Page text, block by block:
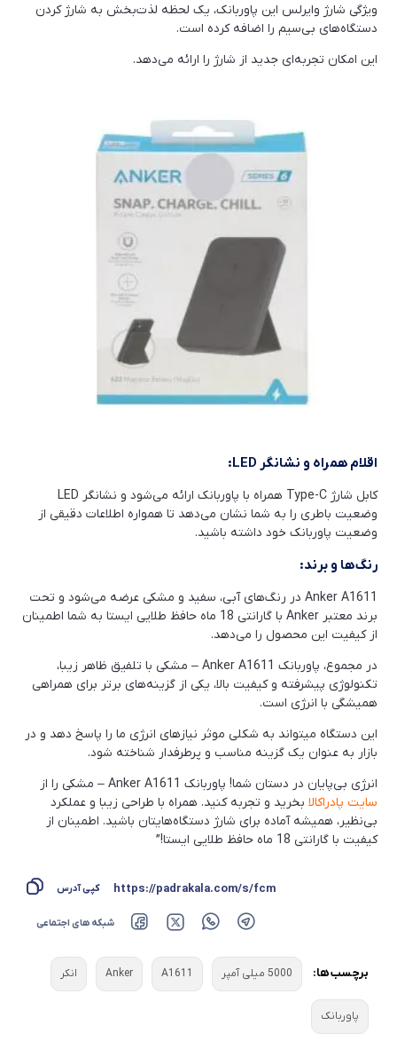
ویژگی شارژ وایرلس این پاوربانک، یک لحظه لذت‌بخش به شارژ کردن
دستگاه‌های بی‌سیم را اضافه کرده است.
این امکان تجربه‌ای جدید از شارژ را ارائه می‌دهد.
اقلام همراه و نشانگر LED:
کابل شارژ Type-C همراه با پاوربانک ارائه می‌شود و نشانگر LED
وضعیت باطری را به شما نشان می‌دهد تا همواره اطلاعات دقیقی از
وضعیت پاوربانک خود داشته باشید.
رنگ‌ها و برند:
Anker A1611 در رنگ‌های آبی، سفید و مشکی عرضه می‌شود و تحت
برند معتبر Anker با گارانتی 18 ماه حافظ طلایی ایستا به شما اطمینان
از کیفیت این محصول را می‌دهد.
در مجموع، پاوربانک Anker A1611 – مشکی با تلفیق ظاهر زیبا،
تکنولوژی پیشرفته و کیفیت بالا، یکی از گزینه‌های برتر برای همراهی
همیشگی با انرژی است.
این دستگاه میتواند به شکلی موثر نیازهای انرژی ما را پاسخ دهد و در
بازار به عنوان یک گزینه مناسب و پرطرفدار شناخته شود.
انرژی بی‌پایان در دستان شما! پاوربانک Anker A1611 – مشکی را از
سایت پادراکالا بخرید و تجربه کنید. همراه با طراحی زیبا و عملکرد
بی‌نظیر، همیشه آماده برای شارژ دستگاه‌هایتان باشید. اطمینان از
کیفیت با گارانتی 18 ماه حافظ طلایی ایستا!”
https://padrakala.com/s/fcm کپی آدرس
شبکه های اجتماعی
برچسب ها: 5000 میلی آمپر A1611
Anker انکر
پاوربانک